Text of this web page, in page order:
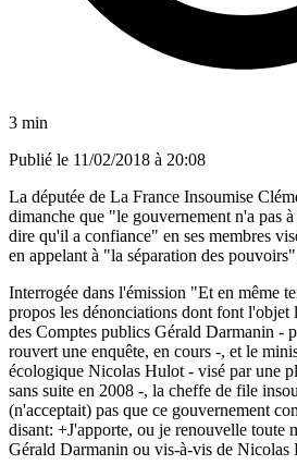
3 min
Publié le 11/02/2018 à 20:08
La députée de La France Insoumise
dimanche que "le gouvernement n'a pas
dire qu'il a confiance" en ses membres
en appelant à "la séparation des
Interrogée dans l'émission "Et en même
propos les dénonciations dont font
des Comptes publics Gérald Darmanin -
rouvert une enquête, en cours -, et le
écologique Nicolas Hulot - visé par une
sans suite en 2008 -, la cheffe de file
(n'acceptait) pas que ce gouvernement
disant: +J'apporte, ou je renouvelle toute
Gérald Darmanin ou vis-à-vis de Nicolas